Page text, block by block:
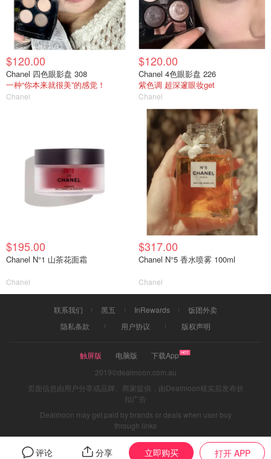
$120.00
Chanel 四色眼影盘 308
一种“你本来就很美”的感觉！
Chanel
$120.00
Chanel 4色眼影盘 226
紫色调 超深邃眼妆get
Chanel
$195.00
Chanel N°1 山茶花面霜
Chanel
$317.00
Chanel N°5 香水喷雾 100ml
Chanel
评论 分享 立即购买 打开 APP
联系我们 黑五 InRewards
饭团外卖
隐私条款
用户协议 版权声明
触屏版 电脑版
下载App
2019©dealmoon.com.au
页面信息由用户分享或品牌、商家提供，由Dealmoon核实后发布折
扣广告
Dealmoon may get paid by brands or deals when user buy
through links